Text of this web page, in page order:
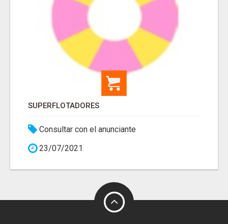
SUPERFLOTADORES
Consultar con el anunciante
23/07/2021